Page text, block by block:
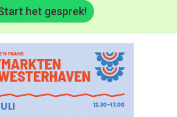
het gesprek!